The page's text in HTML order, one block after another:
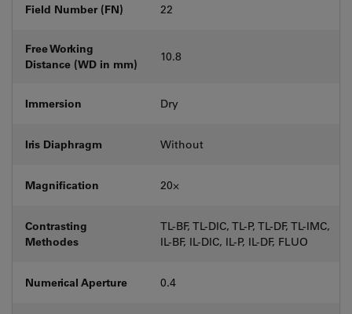
Field Number (FN) 22
Free Working
Distance (WD in mm)
10.8
Immersion Dry
Iris Diaphragm Without
Magnification 20⨉
Contrasting
Methodes
TL-BF, TL-DIC, TL-P, TL-DF, TL-IMC,
IL-BF, IL-DIC, IL-P, IL-DF, FLUO
Numerical Aperture 0.4